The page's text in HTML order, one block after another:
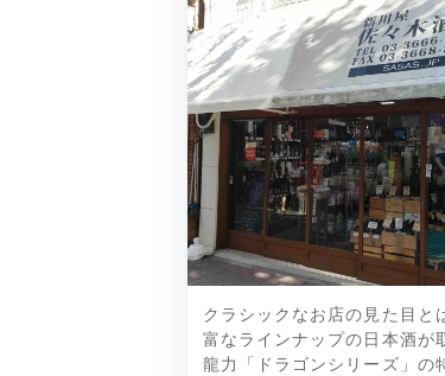
龍勢、雁木、作、シン・
ップが取り揃えられてい
クラシックなお店の見た目と
富なラインナップの日本酒が
龍力「ドラゴンシリーズ」の